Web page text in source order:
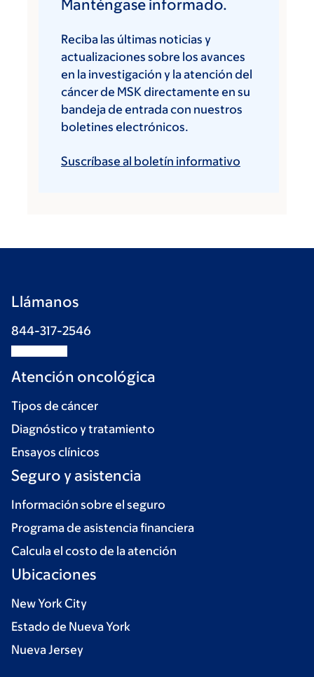
Manténgase informado.
Reciba las últimas noticias y
actualizaciones sobre los avances
en la investigación y la atención del
cáncer de MSK directamente en su
bandeja de entrada con nuestros
boletines electrónicos.
Suscríbase al boletín informativo
Llámanos
844-317-2546
Atención oncológica
Tipos de cáncer
Diagnóstico y tratamiento
Ensayos clínicos
Seguro y asistencia
Información sobre el seguro
Programa de asistencia financiera
Calcula el costo de la atención
Ubicaciones
New York City
Estado de Nueva York
Nueva Jersey